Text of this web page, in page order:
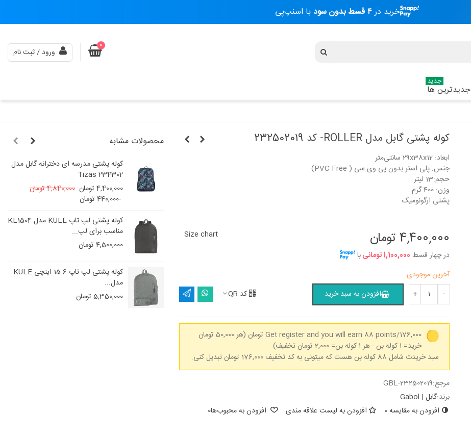
خرید در۴ قسط بدون سود با اسنپ‌پی
0
ورود / ثبت نام
جدیدترین ها
جدید
کوله پشتی گابل مدل ROLLER- کد 232502019
ابعاد: 29x38x12 سانتی‌متر
جنس: پلی استر بدون پی وی سی ( PVC Free)
حجم:13 لیتر
وزن: 400 گرم
پشتی ارگونومیک
4,400,000 تومان
در چهار قسط 1,100,000 تومانی با
Size chart
آخرین موجودی
-
+ افزودن به سبد خرید کد QR
Get register and you will earn 88 points/176,000 تومان
(هر 50,000 تومان
خرید= ۱ کوله بن - هر ۱ کوله بن= 2,000 تومان تخفیف).
سبد خریدت شامل 88 کوله بن هست که میتونی به کد تخفیف 176,000 تومان تبدیل کنی.
مرجع:GBL-232502019
برند:گابل | Gabol
افزودن به مقایسه0 افزودن به لیست علاقه مندی افزودن به محبوب‌ها0
محصولات مشابه
کوله پشتی مدرسه ای پسرانه گابل مدل
236892 Galaxy
9,130,000 تومان
2,970,000 تومان
Cubik 236406
5,500,000 تومان
6,900,000 تومان
7,370,000 تومان
کوله پشتی مدرسه ای دخترانه گابل مدل
234302 Tizas
4,400,000 تومان
4,840,000 تومان
-440,000 تومان
کوله پشتی لپ تاپ KULE مدل KL1504
مناسب برای لپ...
4,500,000 تومان
کوله پشتی لپ تاپ 15.6 اینچی KULE
مدل...
5,350,000 تومان